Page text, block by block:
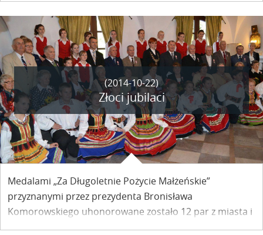
Teatrzyków Szkolnych za nami.
(2014-10-22)
Złoci jubilaci
Medalami „Za Długoletnie Pożycie Małżeńskie”
przyznanymi przez prezydenta Bronisława
Komorowskiego uhonorowane zostało 12 par z miasta i
gminy Kazimierz Dolny. „Nie sztuka się rozwodzić, sztuka